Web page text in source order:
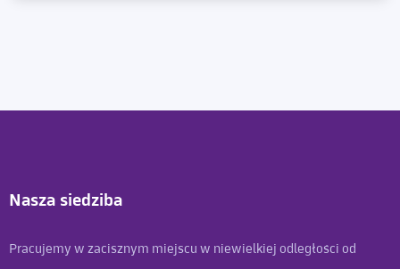
Nasza siedziba
Pracujemy w zacisznym miejscu w niewielkiej odległości od